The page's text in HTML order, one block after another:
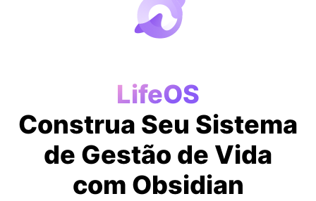
LifeOS
Construa Seu Sistema
de Gestão de Vida
com Obsidian